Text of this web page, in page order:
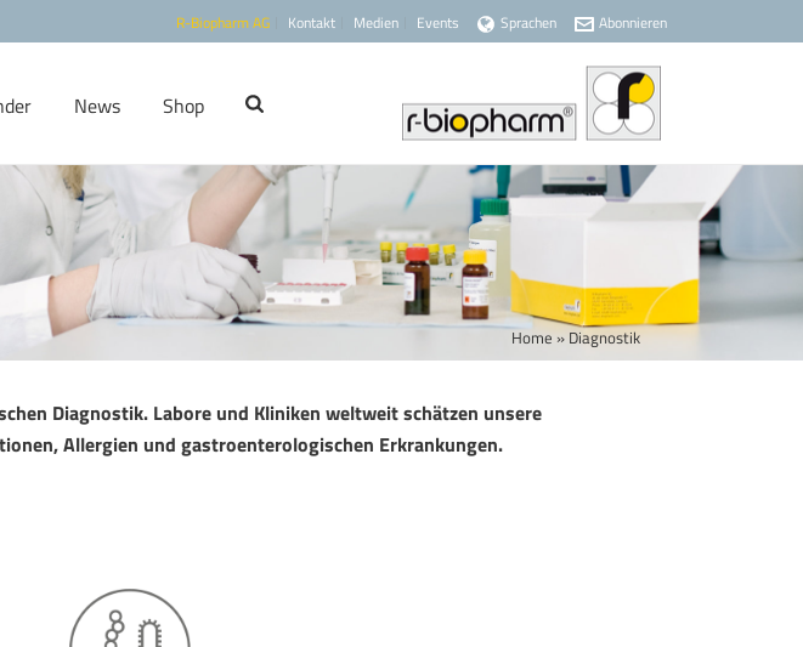
R-Biopharm AG Kontakt Medien Events Sprachen Abonnieren
News Shop
Home » Diagnostik
Diagnostik. Labore und Kliniken weltweit schätzen unsere
Allergien und gastroenterologischen Erkrankungen.